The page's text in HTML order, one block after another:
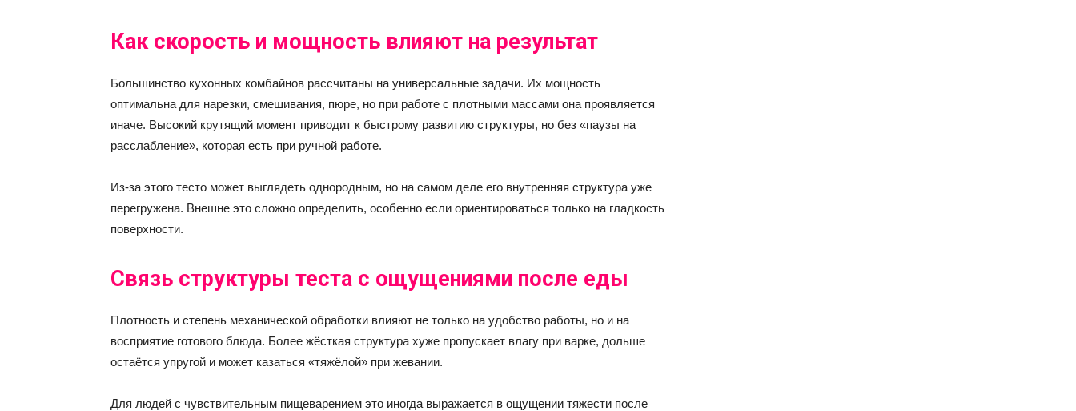
Как скорость и мощность влияют на результат
Большинство кухонных комбайнов рассчитаны на универсальные задачи. Их мощность
оптимальна для нарезки, смешивания, пюре, но при работе с плотными массами она проявляется
иначе. Высокий крутящий момент приводит к быстрому развитию структуры, но без «паузы на
расслабление», которая есть при ручной работе.
Из-за этого тесто может выглядеть однородным, но на самом деле его внутренняя структура уже
перегружена. Внешне это сложно определить, особенно если ориентироваться только на гладкость
поверхности.
Связь структуры теста с ощущениями после еды
Плотность и степень механической обработки влияют не только на удобство работы, но и на
восприятие готового блюда. Более жёсткая структура хуже пропускает влагу при варке, дольше
остаётся упругой и может казаться «тяжёлой» при жевании.
Для людей с чувствительным пищеварением это иногда выражается в ощущении тяжести после